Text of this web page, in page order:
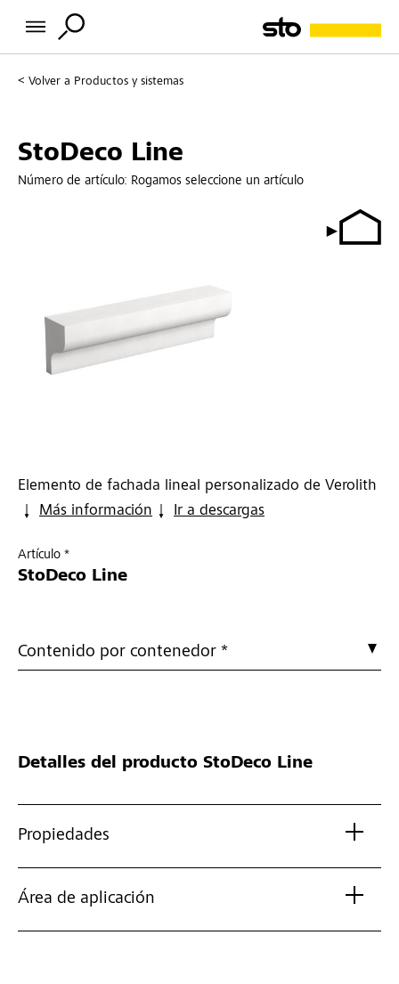
Volver a Productos y sistemas
StoDeco Line
Número de artículo: Rogamos seleccione un artículo
Elemento de fachada lineal personalizado de Verolith
Más información
Ir a descargas
Artículo *
StoDeco Line
Contenido por contenedor *
Detalles del producto StoDeco Line
Propiedades
Área de aplicación